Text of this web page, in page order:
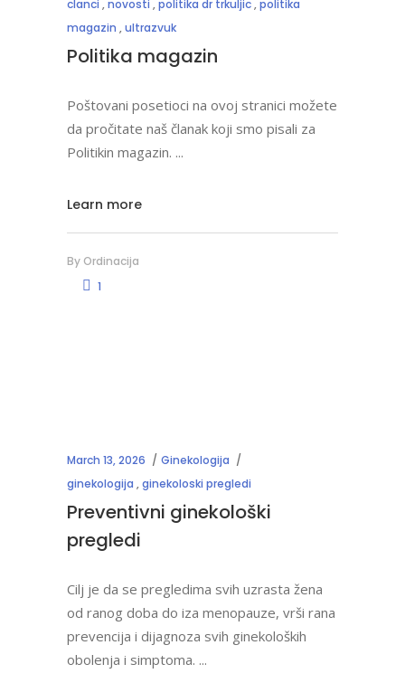
clanci ,novosti ,politika dr trkuljic,politika
magazin ,ultrazvuk
Politika magazin
Poštovani posetioci na ovoj stranici možete
da pročitate naš članak koji smo pisali za
Politikin magazin.
Learn more
By Ordinacija
1
March 13, 2026
Ginekologija
ginekologija ,ginekoloski pregledi
Preventivni ginekološki
pregledi
Cilj je da se pregledima svih uzrasta žena
od ranog doba do iza menopauze, vrši rana
prevencija i dijagnoza svih ginekoloških
obolenja i simptoma.